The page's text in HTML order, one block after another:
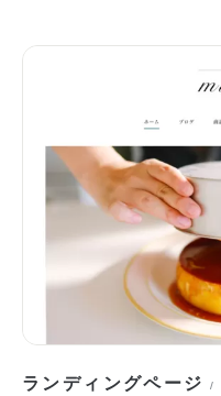
ランディングページ /